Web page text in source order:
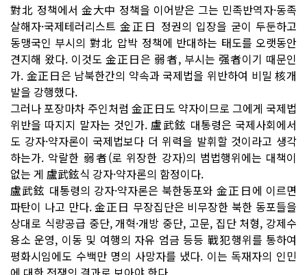
對北 정책에서 金大中 정책을 이어받은 그는 민족반역자·동족
살해자·국제테러리스트 金正日 정권의 입장을 굳이 두둔하고
동맹국인 부시의 對北 압박 정책에 반대하는 태도를 오랫동안
견지해 왔다. 이것도 金正日은 弱者, 부시는 强者이기 때문인
가. 金正日은 남북한간의 약속과 국제법을 위반하여 비밀 核개
발을 강행했다.
그러나 포장마차 주인처럼 金正日도 약자이므로 그에게 국제법
위반을 따지지 말자는 것인가. 盧武鉉 대통령은 국제사회에서
도 강자·약자론이 국제법보다 더 위력을 발휘할 것이라고 생각
하는가. 악랄한 弱者(로 위장한 강자)의 범법행위에는 대책이
없는 게 盧武鉉식 강자·약자론의 함정이다.
盧武鉉 대통령의 강자·약자론은 북한동포와 金正日에 이르면
파탄이 나고 만다. 金正日 무장집단은 비무장한 북한 동포들을
상대로 식량공급 중단, 개혁·개방 중단, 고문, 집단 처형, 강제수
용소 운영, 이동 및 여행의 자유 엄금 등등 戰犯행위를 통하여
평화시임에도 수백만 명의 사망자를 냈다. 이는 독재자의 인민